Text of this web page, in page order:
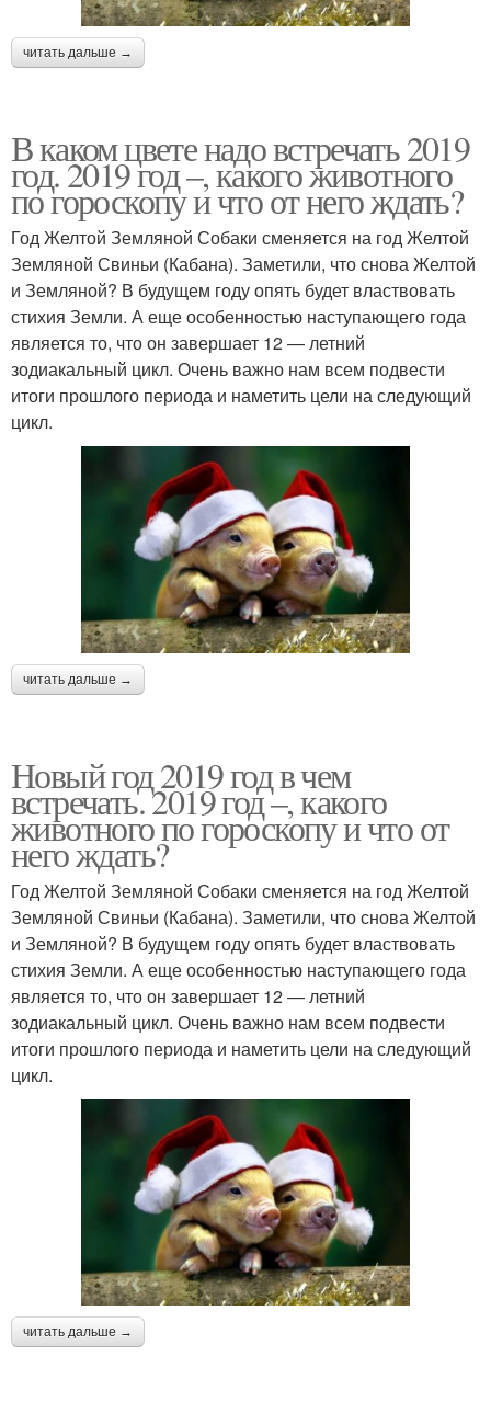
читать дальше →
В каком цвете надо встречать 2019
год. 2019 год –, какого животного
по гороскопу и что от него ждать?
Год Желтой Земляной Собаки сменяется на год Желтой
Земляной Свиньи (Кабана). Заметили, что снова Желтой
и Земляной? В будущем году опять будет властвовать
стихия Земли. А еще особенностью наступающего года
является то, что он завершает 12 — летний
зодиакальный цикл. Очень важно нам всем подвести
итоги прошлого периода и наметить цели на следующий
цикл.
читать дальше →
Новый год 2019 год в чем
встречать. 2019 год –, какого
животного по гороскопу и что от
него ждать?
Год Желтой Земляной Собаки сменяется на год Желтой
Земляной Свиньи (Кабана). Заметили, что снова Желтой
и Земляной? В будущем году опять будет властвовать
стихия Земли. А еще особенностью наступающего года
является то, что он завершает 12 — летний
зодиакальный цикл. Очень важно нам всем подвести
итоги прошлого периода и наметить цели на следующий
цикл.
читать дальше →